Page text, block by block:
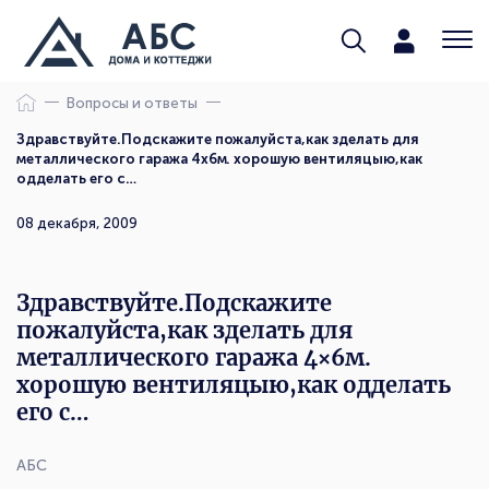
Вопросы и ответы
Здравствуйте.Подскажите пожалуйста,как зделать для
металлического гаража 4x6м. хорошую вентиляцыю,как
одделать его с…
АБС
08 декабря, 2009
Здравствуйте.Подскажите
пожалуйста,как зделать для
металлического гаража 4×6м.
хорошую вентиляцыю,как одделать
его с…